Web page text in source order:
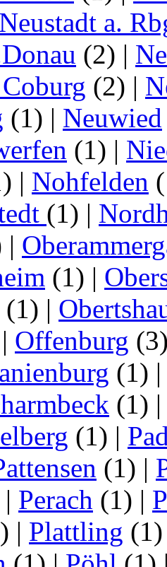
Neustadt a.
(2) |
(2) |
(1) | Neuwied
(1) |
| Nohfelden
(1) |
|
(1) |
(1) |
| Offenburg
(1)
(1)
(1) |
(1) |
| Perach (1) |
| Plattling